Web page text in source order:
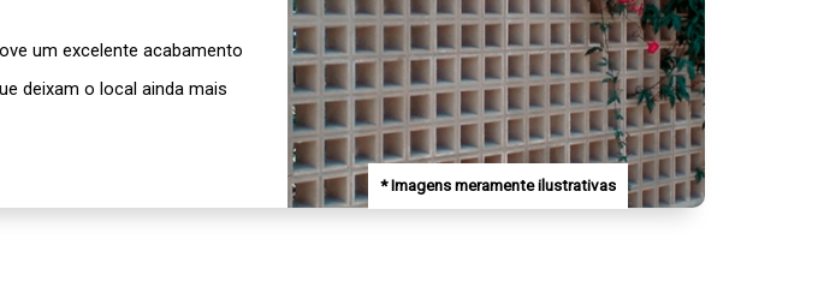
um excelente acabamento
deixam o local ainda mais
* Imagens meramente ilustrativas